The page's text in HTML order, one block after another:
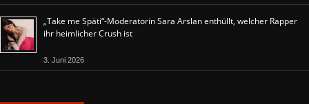
„Take me Späti“-Moderatorin Sara Arslan enthüllt, welcher Rapper
ihr heimlicher Crush ist
3. Juni 2026